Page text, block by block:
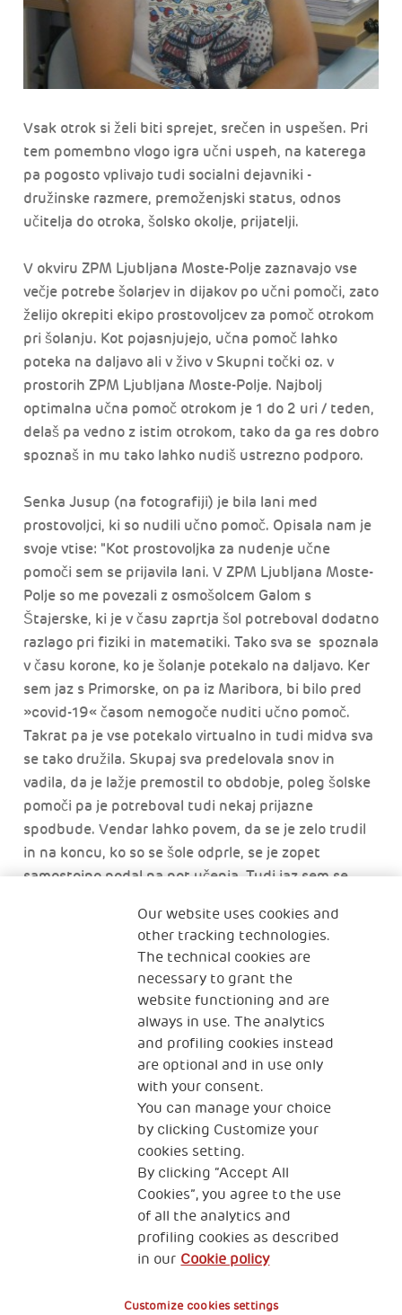
Vsak otrok si želi biti sprejet, srečen in uspešen. Pri
tem pomembno vlogo igra učni uspeh, na katerega
pa pogosto vplivajo tudi socialni dejavniki -
družinske razmere, premoženjski status, odnos
učitelja do otroka, šolsko okolje, prijatelji.
V okviru ZPM Ljubljana Moste-Polje zaznavajo vse
večje potrebe šolarjev in dijakov po učni pomoči, zato
želijo okrepiti ekipo prostovoljcev za pomoč otrokom
pri šolanju. Kot pojasnjujejo, učna pomoč lahko
poteka na daljavo ali v živo v Skupni točki oz. v
prostorih ZPM Ljubljana Moste-Polje. Najbolj
optimalna učna pomoč otrokom je 1 do 2 uri / teden,
delaš pa vedno z istim otrokom, tako da ga res dobro
spoznaš in mu tako lahko nudiš ustrezno podporo.
Senka Jusup (na fotografiji) je bila lani med
prostovoljci, ki so nudili učno pomoč. Opisala nam je
svoje vtise: "Kot prostovoljka za nudenje učne
pomoči sem se prijavila lani. V ZPM Ljubljana Moste-
Polje so me povezali z osmošolcem Galom s
Štajerske, ki je v času zaprtja šol potreboval dodatno
razlago pri fiziki in matematiki. Tako sva se spoznala
v času korone, ko je šolanje potekalo na daljavo. Ker
sem jaz s Primorske, on pa iz Maribora, bi bilo pred
»covid-19« časom nemogoče nuditi učno pomoč.
Takrat pa je vse potekalo virtualno in tudi midva sva
se tako družila. Skupaj sva predelovala snov in
vadila, da je lažje premostil to obdobje, poleg šolske
pomoči pa je potreboval tudi nekaj prijazne
spodbude. Vendar lahko povem, da se je zelo trudil
in na koncu, ko so se šole odprle, se je zopet
samostojno podal na pot učenja. Tudi jaz sem se
Prostovoljci skupaj premagujemo izzive, se
veselimo drug drugega in se spodbujamo v
dobrem. Pridruži se nam še ti! Povezali te bomo z
ZPM Ljubljana Moste-Polje.
Our website uses cookies and
other tracking technologies.
The technical cookies are
necessary to grant the
website functioning and are
always in use. The analytics
and profiling cookies instead
are optional and in use only
with your consent.
You can manage your choice
by clicking Customize your
cookies setting.
By clicking “Accept All
Cookies”, you agree to the use
of all the analytics and
profiling cookies as described
in our Cookie policy
Customize cookies settings